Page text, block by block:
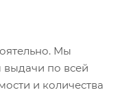
Мы
выдачи по всей
и количества